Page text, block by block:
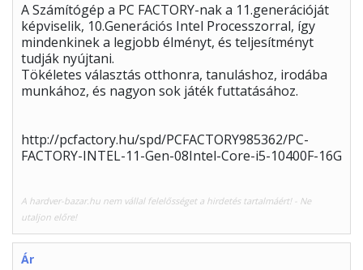
A Számítógép a PC FACTORY-nak a 11.generációját
képviselik, 10.Generációs Intel Processzorral, így
mindenkinek a legjobb élményt, és teljesítményt
tudják nyújtani.
Tökéletes választás otthonra, tanuláshoz, irodába
munkához, és nagyon sok játék futtatásához.
http://pcfactory.hu/spd/PCFACTORY985362/PC-
FACTORY-INTEL-11-Gen-08Intel-Core-i5-10400F-16G
A hardver-bazar.hu nem vállal felelősséget a hirdetés tartalmáért! - Ne
utaljon előre!
Ár